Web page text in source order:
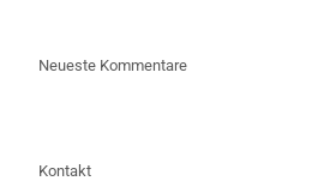
Neueste Kommentare
Kontakt